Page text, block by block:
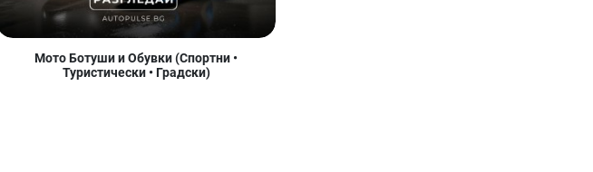
Мото Ботуши и Обувки (Спортни •
Туристически • Градски)